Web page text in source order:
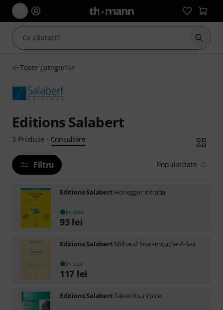
Toate categoriile
Editions Salabert
3 Produse · Consultare
Filtru Popularitate
Editions Salabert Honegger Intrada
în stoc
93 lei
Editions Salabert Milhaud Scaramouche A-Sax
în stoc
117 lei
Editions SalabertTakemitsu Voice